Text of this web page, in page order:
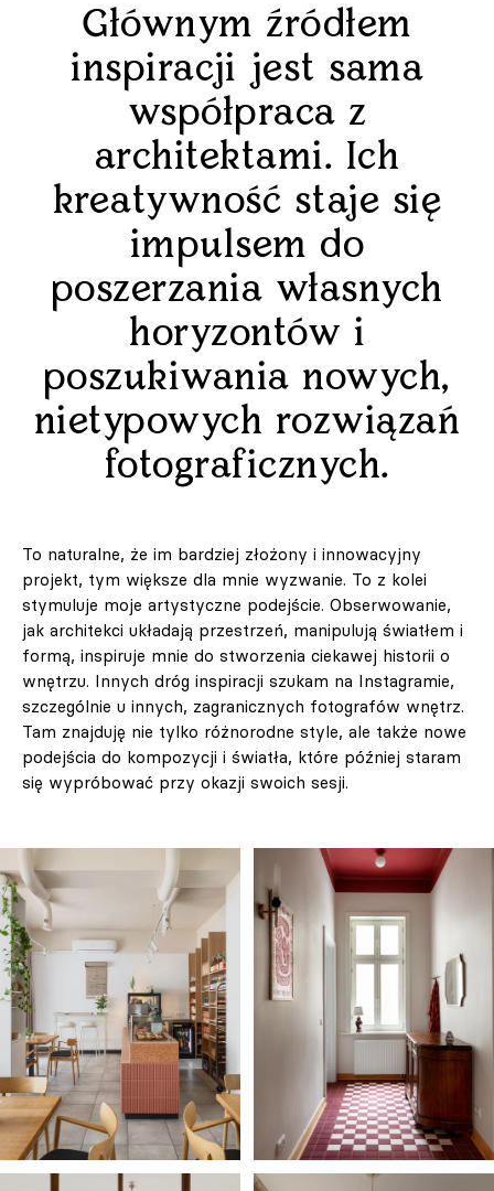
Głównym źródłem
inspiracji jest sama
współpraca z
architektami. Ich
kreatywność staje się
impulsem do
poszerzania własnych
horyzontów i
poszukiwania nowych,
nietypowych rozwiązań
fotograficznych.
To naturalne, że im bardziej złożony i innowacyjny
projekt, tym większe dla mnie wyzwanie. To z kolei
stymuluje moje artystyczne podejście. Obserwowanie,
jak architekci układają przestrzeń, manipulują światłem i
formą, inspiruje mnie do stworzenia ciekawej historii o
wnętrzu. Innych dróg inspiracji szukam na Instagramie,
szczególnie u innych, zagranicznych fotografów wnętrz.
Tam znajduję nie tylko różnorodne style, ale także nowe
podejścia do kompozycji i światła, które później staram
się wypróbować przy okazji swoich sesji.